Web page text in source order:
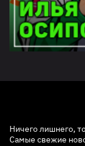
Ничего лишнего,
Самые свежие